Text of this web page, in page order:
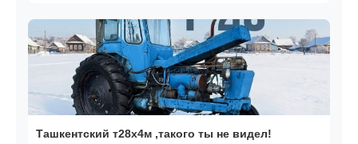
Ташкентский т28х4м ,такого ты не видел!